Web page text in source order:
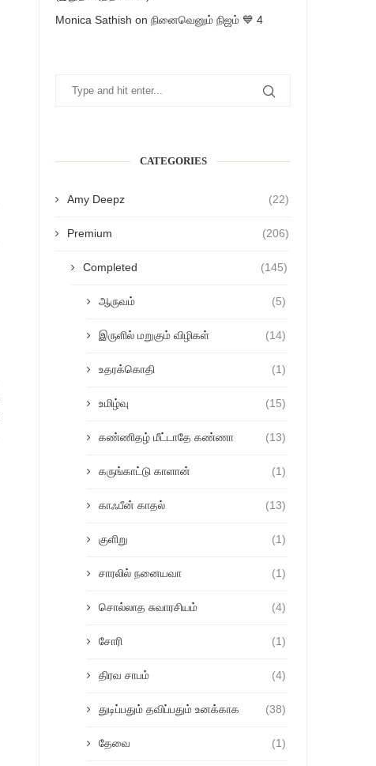
Monica Sathish on நினைவெனும் நிஜம் 💙 4
CATEGORIES
Amy Deepz (22)
Premium (206)
Completed (145)
ஆருவம் (5)
இருளில் மறுகும் விழிகள் (14)
உதரக்கொதி (1)
உமிழ்வு (15)
கண்ணிதழ் மீட்டாதே கண்ணா (13)
கருங்காட்டு காளான் (1)
காஃபீன் காதல் (13)
குளிறு (1)
சாரலில் நனையவா (1)
சொல்லாத சுவாரசியம் (4)
சோரி (1)
திரவ சாபம் (4)
துடிப்பதும் தவிப்பதும் உனக்காக (38)
தேவை (1)